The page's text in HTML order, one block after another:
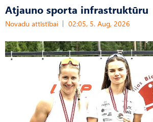
Atjauno sporta infrastruktūru
Novadu attīstībai 02:05, 5. Aug, 2026